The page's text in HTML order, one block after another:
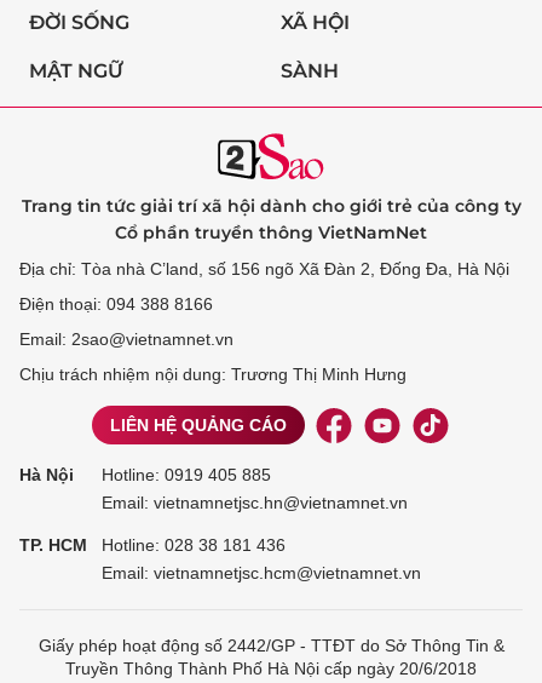
ĐỜI SỐNG XÃ HỘI
MẬT NGỮ SÀNH
Trang tin tức giải trí xã hội dành cho giới trẻ của công ty
Cổ phần truyền thông VietNamNet
Địa chỉ: Tòa nhà C’land, số 156 ngõ Xã Đàn 2, Đống Đa, Hà Nội
Điện thoại: 094 388 8166
Email: 2sao@vietnamnet.vn
Chịu trách nhiệm nội dung: Trương Thị Minh Hưng
LIÊN HỆ QUẢNG CÁO
Hà Nội Hotline: 0919 405 885
Email: vietnamnetjsc.hn@vietnamnet.vn
TP. HCM Hotline: 028 38 181 436
Email: vietnamnetjsc.hcm@vietnamnet.vn
Giấy phép hoạt động số 2442/GP - TTĐT do Sở Thông Tin &
Truyền Thông Thành Phố Hà Nội cấp ngày 20/6/2018